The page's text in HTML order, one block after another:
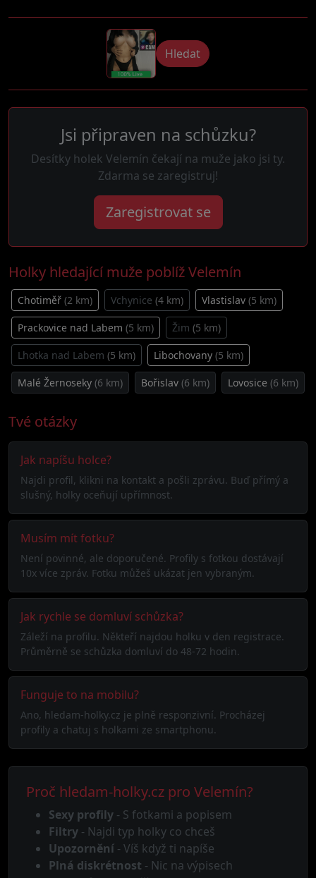
Hledat
Jsi připraven na schůzku?
Desítky holek Velemín čekají na muže jako jsi ty.
Zdarma se zaregistruj!
Zaregistrovat se
Holky hledající muže poblíž Velemín
Chotiměř (2 km) Vchynice (4 km) Vlastislav (5 km)
Prackovice nad Labem (5 km) Žim (5 km)
Lhotka nad Labem (5 km) Libochovany (5 km)
Malé Žernoseky (6 km) Bořislav (6 km) Lovosice (6 km)
Tvé otázky
Jak napíšu holce?
Najdi profil, klikni na kontakt a pošli zprávu. Buď přímý a
slušný, holky oceňují upřímnost.
Musím mít fotku?
Není povinné, ale doporučené. Profily s fotkou dostávají
10x více zpráv. Fotku můžeš ukázat jen vybraným.
Jak rychle se domluví schůzka?
Záleží na profilu. Někteří najdou holku v den registrace.
Průměrně se schůzka domluví do 48-72 hodin.
Funguje to na mobilu?
Ano, hledam-holky.cz je plně responzivní. Procházej
profily a chatuj s holkami ze smartphonu.
Proč hledam-holky.cz pro Velemín?
Sexy profily - S fotkami a popisem
Filtry - Najdi typ holky co chceš
Upozornění - Víš když ti napíše
Plná diskrétnost - Nic na výpisech